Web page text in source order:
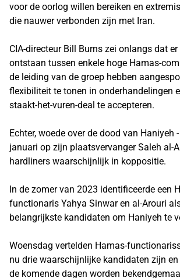
voor de oorlog willen bereiken en
die nauwer verbonden zijn met Iran.
CIA-directeur Bill Burns zei onlangs dat
ontstaan ​​tussen enkele hoge Hamas-
de leiding van de groep hebben
flexibiliteit te tonen in onderhandelingen
staakt-het-vuren-deal te accepteren.
Echter, woede over de dood van Haniyeh
januari op zijn plaatsvervanger Saleh al-
hardliners waarschijnlijk in koppositie.
In de zomer van 2023 identificeerde een
functionaris Yahya Sinwar en al-Arouri
belangrijkste kandidaten om Haniyeh te
Woensdag vertelden Hamas-
nu drie waarschijnlijke kandidaten zijn
de komende dagen worden